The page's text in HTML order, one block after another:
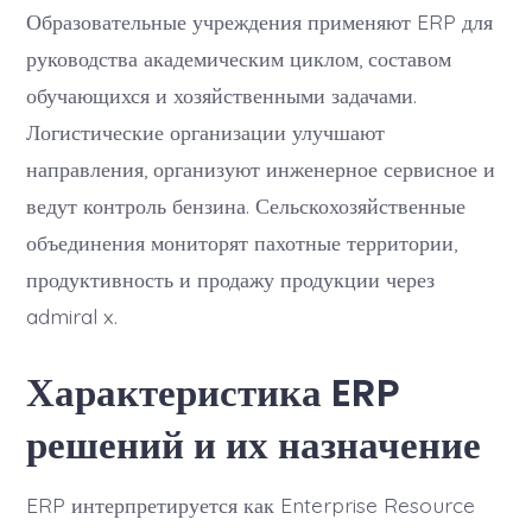
Образовательные учреждения применяют ERP для
руководства академическим циклом, составом
обучающихся и хозяйственными задачами.
Логистические организации улучшают
направления, организуют инженерное сервисное и
ведут контроль бензина. Сельскохозяйственные
объединения мониторят пахотные территории,
продуктивность и продажу продукции через
admiral x.
Характеристика ERP
решений и их назначение
ERP интерпретируется как Enterprise Resource